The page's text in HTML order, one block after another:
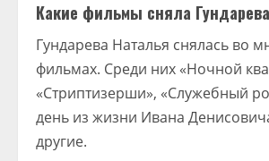
Какие фильмы сняла
Гундарева Наталья снялась во
фильмах. Среди них «Ночной
«Стриптизерши», «Служебный
день из жизни Ивана
другие.